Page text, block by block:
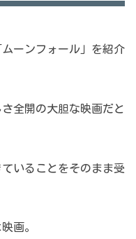
ーンフォール」を紹介
全開の大胆な映画だと
いることをそのまま受
画。